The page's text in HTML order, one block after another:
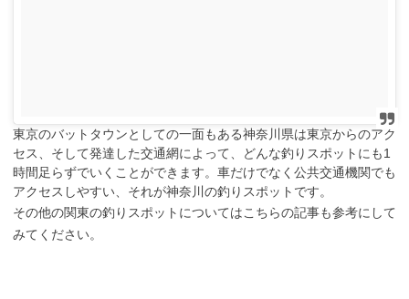
東京のバットタウンとしての一面もある神奈川県は東京からのアク
セス、そして発達した交通網によって、どんな釣りスポットにも1
時間足らずでいくことができます。車だけでなく公共交通機関でも
アクセスしやすい、それが神奈川の釣りスポットです。
その他の関東の釣りスポットについてはこちらの記事も参考にして
みてください。